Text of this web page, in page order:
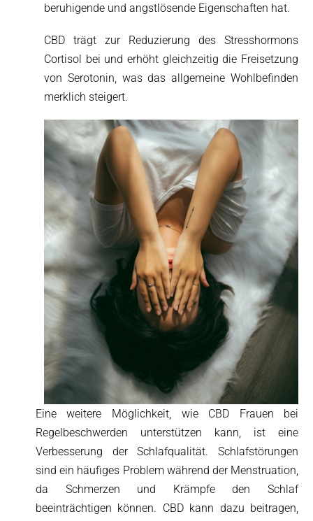
beruhigende und angstlösende Eigenschaften hat.
CBD trägt zur Reduzierung des Stresshormons
Cortisol bei und erhöht gleichzeitig die Freisetzung
von Serotonin, was das allgemeine Wohlbefinden
merklich steigert.
Eine weitere Möglichkeit, wie CBD Frauen bei
Regelbeschwerden unterstützen kann, ist eine
Verbesserung der Schlafqualität. Schlafstörungen
sind ein häufiges Problem während der Menstruation,
da Schmerzen und Krämpfe den Schlaf
beeinträchtigen können. CBD kann dazu beitragen,